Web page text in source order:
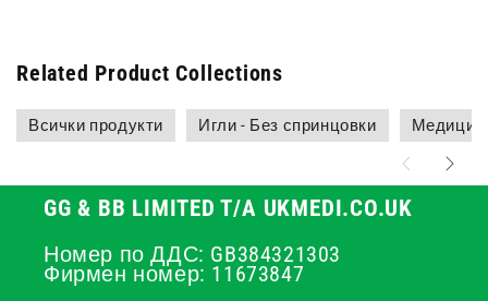
Related Product Collections
Всички продукти Игли - Без спринцовки
GG & BB LIMITED T/A UKMEDI.CO.UK
Номер по ДДС: GB384321303
Фирмен номер: 11673847